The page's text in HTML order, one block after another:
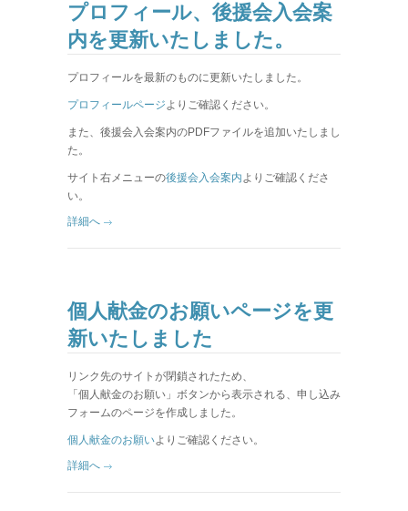
プロフィール、後援会入会案
内を更新いたしました。
プロフィールを最新のものに更新いたしました。
プロフィールページよりご確認ください。
また、後援会入会案内のPDFファイルを追加いたしまし
た。
サイト右メニューの後援会入会案内よりご確認くださ
い。
詳細へ
個人献金のお願いページを更
新いたしました
リンク先のサイトが閉鎖されたため、
「個人献金のお願い」ボタンから表示される、申し込み
フォームのページを作成しました。
個人献金のお願いよりご確認ください。
詳細へ